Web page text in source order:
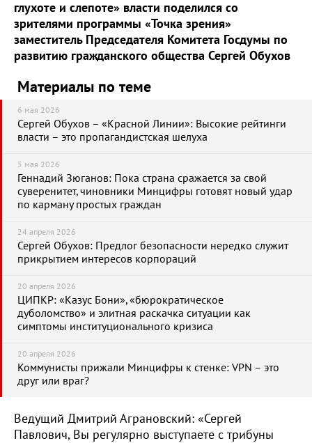
глухоте и слепоте» власти поделился со
зрителями программы «Точка зрения»
заместитель Председателя Комитета Госдумы по
развитию гражданского общества Сергей Обухов
Материалы по теме
6 мая 2026
Сергей Обухов – «Красной Линии»: Высокие рейтинги
власти – это пропагандистская шелуха
5 мая 2026
Геннадий Зюганов: Пока страна сражается за свой
суверенитет, чиновники Минцифры готовят новый удар
по карману простых граждан
24 апреля 2026
Сергей Обухов: Предлог безопасности нередко служит
прикрытием интересов корпораций
20 апреля 2026
ЦИПКР: «Казус Бони», «бюрократическое
дуболомство» и элитная раскачка ситуации как
симптомы институционального кризиса
20 апреля 2026
Коммунисты прижали Минцифры к стенке: VPN – это
друг или враг?
Ведущий Дмитрий Аграновский: «Сергей
Павлович, Вы регулярно выступаете с трибуны